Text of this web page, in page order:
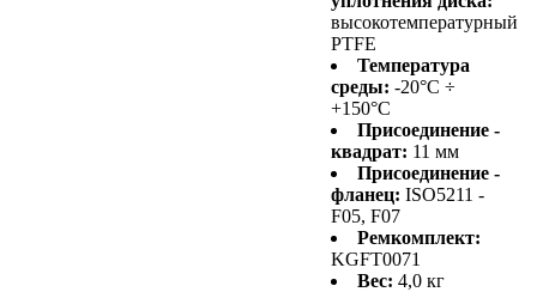
высокотемпературный
PTFE
Температура
среды: -20°C ÷
+150°C
Присоединение -
квадрат: 11 мм
Присоединение -
фланец: ISO5211 -
F05, F07
Ремкомплект:
KGFT0071
Вес: 4,0 кг